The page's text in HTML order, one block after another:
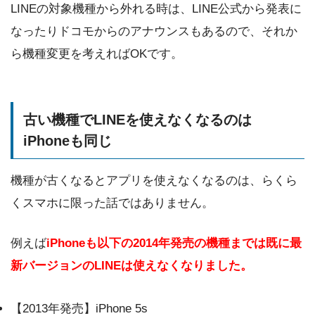
LINEの対象機種から外れる時は、LINE公式から発表に
なったりドコモからのアナウンスもあるので、それか
ら機種変更を考えればOKです。
古い機種でLINEを使えなくなるのは
iPhoneも同じ
機種が古くなるとアプリを使えなくなるのは、らくら
くスマホに限った話ではありません。
例えばiPhoneも以下の2014年発売の機種までは既に最
新バージョンのLINEは使えなくなりました。
【2013年発売】iPhone 5s